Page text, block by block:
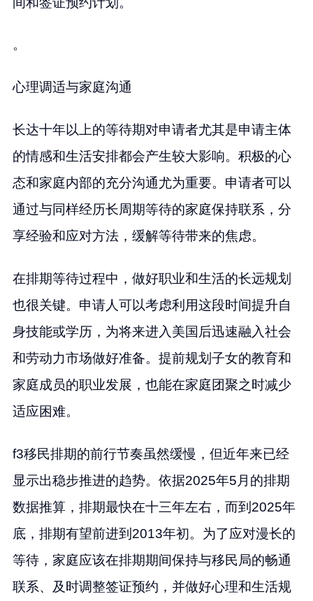
。
心理调适与家庭沟通
长达十年以上的等待期对申请者尤其是申请主体
的情感和生活安排都会产生较大影响。积极的心
态和家庭内部的充分沟通尤为重要。申请者可以
通过与同样经历长周期等待的家庭保持联系，分
享经验和应对方法，缓解等待带来的焦虑。
在排期等待过程中，做好职业和生活的长远规划
也很关键。申请人可以考虑利用这段时间提升自
身技能或学历，为将来进入美国后迅速融入社会
和劳动力市场做好准备。提前规划子女的教育和
家庭成员的职业发展，也能在家庭团聚之时减少
适应困难。
f3移民排期的前行节奏虽然缓慢，但近年来已经
显示出稳步推进的趋势。依据2025年5月的排期
数据推算，排期最快在十三年左右，而到2025年
底，排期有望前进到2013年初。为了应对漫长的
等待，家庭应该在排期期间保持与移民局的畅通
联系、及时调整签证预约，并做好心理和生活规